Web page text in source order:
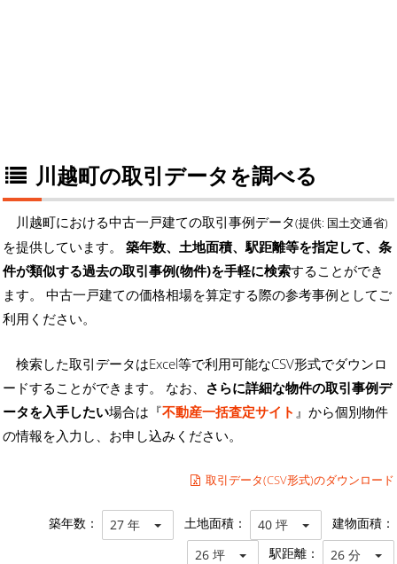
川越町の取引データを調べる
川越町における中古一戸建ての取引事例データ(提供: 国土交通省)
を提供しています。 築年数、土地面積、駅距離等を指定して、条
件が類似する過去の取引事例(物件)を手軽に検索することができ
ます。 中古一戸建ての価格相場を算定する際の参考事例としてご
利用ください。
検索した取引データはExcel等で利用可能なCSV形式でダウンロ
ードすることができます。 なお、 さらに詳細な物件の取引事例デ
ータを入手したい場合は『不動産一括査定サイト 』から個別物件
の情報を入力し、お申し込みください。
取引データ(CSV形式)のダウンロード
築年数： 27 年 土地面積： 40 坪 建物面積：
26 坪 駅距離： 26 分